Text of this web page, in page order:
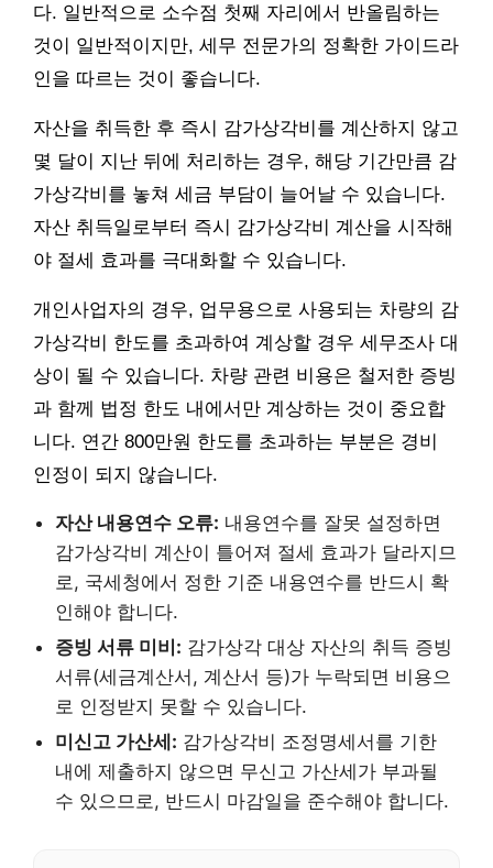
다. 일반적으로 소수점 첫째 자리에서 반올림하는
것이 일반적이지만, 세무 전문가의 정확한 가이드라
인을 따르는 것이 좋습니다.
자산을 취득한 후 즉시 감가상각비를 계산하지 않고
몇 달이 지난 뒤에 처리하는 경우, 해당 기간만큼 감
가상각비를 놓쳐 세금 부담이 늘어날 수 있습니다.
자산 취득일로부터 즉시 감가상각비 계산을 시작해
야 절세 효과를 극대화할 수 있습니다.
개인사업자의 경우, 업무용으로 사용되는 차량의 감
가상각비 한도를 초과하여 계상할 경우 세무조사 대
상이 될 수 있습니다. 차량 관련 비용은 철저한 증빙
과 함께 법정 한도 내에서만 계상하는 것이 중요합
니다. 연간 800만원 한도를 초과하는 부분은 경비
인정이 되지 않습니다.
자산 내용연수 오류: 내용연수를 잘못 설정하면
감가상각비 계산이 틀어져 절세 효과가 달라지므
로, 국세청에서 정한 기준 내용연수를 반드시 확
인해야 합니다.
증빙 서류 미비: 감가상각 대상 자산의 취득 증빙
서류(세금계산서, 계산서 등)가 누락되면 비용으
로 인정받지 못할 수 있습니다.
미신고 가산세: 감가상각비 조정명세서를 기한
내에 제출하지 않으면 무신고 가산세가 부과될
수 있으므로, 반드시 마감일을 준수해야 합니다.